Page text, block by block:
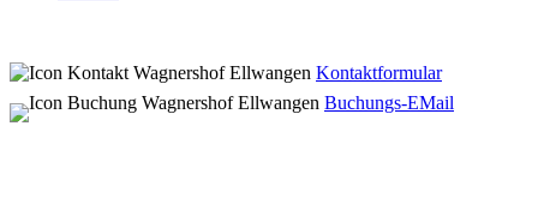
Kontaktformular
Buchungs-EMail